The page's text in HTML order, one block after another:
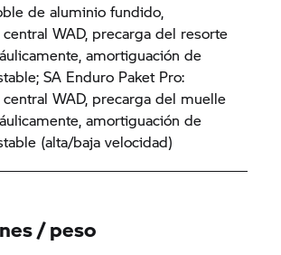
de aluminio fundido,
WAD, precarga del resorte
amortiguación de
SA Enduro Paket Pro:
WAD, precarga del muelle
amortiguación de
(alta/baja velocidad)
/ peso